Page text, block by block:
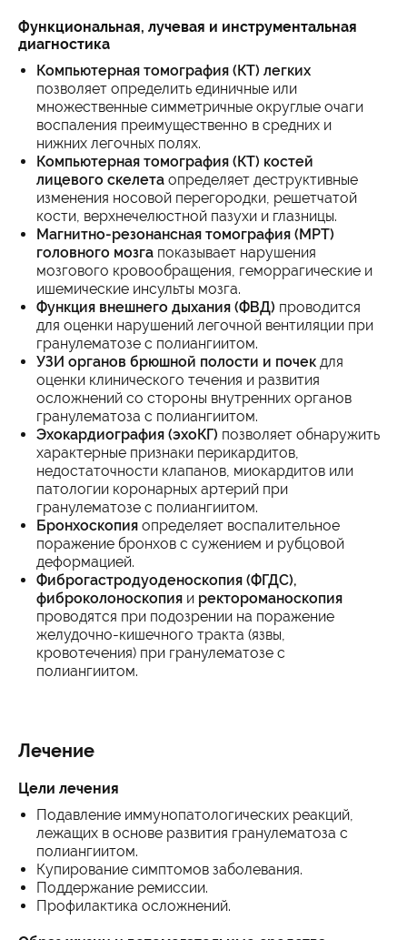
Функциональная, лучевая и инструментальная
диагностика
Компьютерная томография (КТ) легких
позволяет определить единичные или
множественные симметричные округлые очаги
воспаления преимущественно в средних и
нижних легочных полях.
Компьютерная томография (КТ) костей
лицевого скелета определяет деструктивные
изменения носовой перегородки, решетчатой
кости, верхнечелюстной пазухи и глазницы.
Магнитно-резонансная томография (МРТ)
головного мозга показывает нарушения
мозгового кровообращения, геморрагические и
ишемические инсульты мозга.
Функция внешнего дыхания (ФВД) проводится
для оценки нарушений легочной вентиляции при
гранулематозе с полиангиитом.
УЗИ органов брюшной полости и почек для
оценки клинического течения и развития
осложнений со стороны внутренних органов
гранулематоза с полиангиитом.
Эхокардиография (эхоКГ) позволяет обнаружить
характерные признаки перикардитов,
недостаточности клапанов, миокардитов или
патологии коронарных артерий при
гранулематозе с полиангиитом.
Бронхоскопия определяет воспалительное
поражение бронхов с сужением и рубцовой
деформацией.
Фиброгастродуоденоскопия (ФГДС),
фиброколоноскопия и ректороманоскопия
проводятся при подозрении на поражение
желудочно-кишечного тракта (язвы,
кровотечения) при гранулематозе с
полиангиитом.
Лечение
Цели лечения
Подавление иммунопатологических реакций,
лежащих в основе развития гранулематоза с
полиангиитом.
Купирование симптомов заболевания.
Поддержание ремиссии.
Профилактика осложнений.